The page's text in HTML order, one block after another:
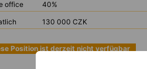
office
40%
130 000 CZK
Position ist derzeit nicht verfügbar